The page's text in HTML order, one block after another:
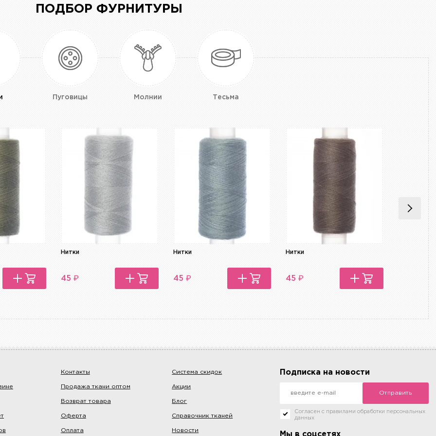
ПОДБОР ФУРНИТУРЫ
Пуговицы Молнии Тесьма
Нитки
45 ₽
Нитки
45 ₽
Нитки
45 ₽
Контакты
Продажа ткани оптом
Возврат товара
Оферта
Оплата
Система скидок
Акции
Блог
Справочник тканей
Новости
Подписка на новости
Отправить
Согласен с правилами обработки персональных
данных
Мы в соцсетях